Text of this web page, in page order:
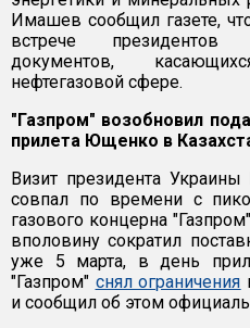
Имашев сообщил газете,
встрече президентов
документов,
нефтегазовой сфере.
"Газпром" возобновил
прилета Ющенко в
Визит президента
совпал по времени с
газового концерна
вполовину сократил
уже 5 марта, в день
"Газпром" снял ограничения
и сообщил об этом